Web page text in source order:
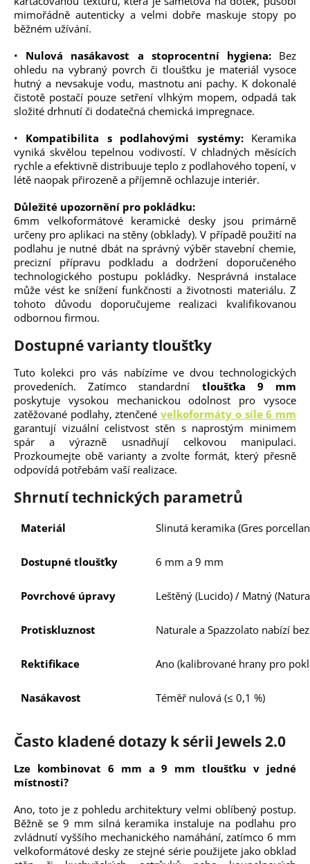
mimořádně autenticky a velmi dobře maskuje stopy po
běžném užívání.
• Nulová nasákavost a stoprocentní hygiena:Bez
ohledu na vybraný povrch či tloušťku je materiál vysoce
hutný a nevsakuje vodu, mastnotu ani pachy. K dokonalé
čistotě postačí pouze setření vlhkým mopem, odpadá tak
složité drhnutí či dodatečná chemická impregnace.
• Kompatibilita s podlahovými systémy:Keramika
vyniká skvělou tepelnou vodivostí. V chladných měsících
rychle a efektivně distribuuje teplo z podlahového topení, v
létě naopak přirozeně a příjemně ochlazuje interiér.
Důležité upozornění pro pokládku:
6mm velkoformátové keramické desky jsou primárně
určeny pro aplikaci na stěny (obklady). V případě použití na
podlahu je nutné dbát na správný výběr stavební chemie,
precizní přípravu podkladu a dodržení doporučeného
technologického postupu pokládky. Nesprávná instalace
může vést ke snížení funkčnosti a životnosti materiálu. Z
tohoto důvodu doporučujeme realizaci kvalifikovanou
odbornou firmou.
Dostupné varianty tloušťky
Tuto kolekci pro vás nabízíme ve dvou technologických
provedeních. Zatímco standardní tloušťka 9 mm
poskytuje vysokou mechanickou odolnost pro vysoce
zatěžované podlahy, ztenčenévelkoformáty o síle 6 mm
garantují vizuální celistvost stěn s naprostým minimem
spár a výrazně usnadňují celkovou manipulaci.
Prozkoumejte obě varianty a zvolte formát, který přesně
odpovídá potřebám vaší realizace.
Shrnutí technických parametrů
Materiál Slinutá keramika (Gres
Dostupné tloušťky 6 mm a 9 mm
Povrchové úpravy Leštěný (Lucido) / Matný
Protiskluznost Naturale a Spazzolato nabízí
Rektifikace Ano (kalibrované hrany pro
Nasákavost Téměř nulová (≤ 0,1 %)
Často kladené dotazy k sérii Jewels 2.0
Lze kombinovat 6 mm a 9 mm tloušťku v jedné
místnosti?
Ano, toto je z pohledu architektury velmi oblíbený postup.
Běžně se 9 mm silná keramika instaluje na podlahu pro
zvládnutí vyššího mechanického namáhání, zatímco 6 mm
velkoformátové desky ze stejné série použijete jako obklad